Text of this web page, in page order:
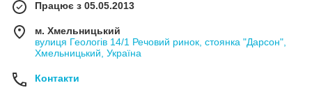
Працює з 05.05.2013
м. Хмельницький
вулиця Геологів 14/1 Речовий ринок, стоянка "Дарсон",
Хмельницький, Україна
Контакти